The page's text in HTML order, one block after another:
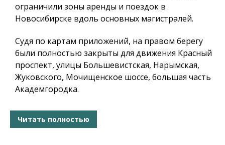
ограничили зоны аренды и поездок в
Новосибирске вдоль основных магистралей.
Судя по картам приложений, на правом берегу
были полностью закрыты для движения Красный
проспект, улицы Большевистская, Нарымская,
Жуковского, Мочищенское шоссе, большая часть
Академгородка.
Читать полностью